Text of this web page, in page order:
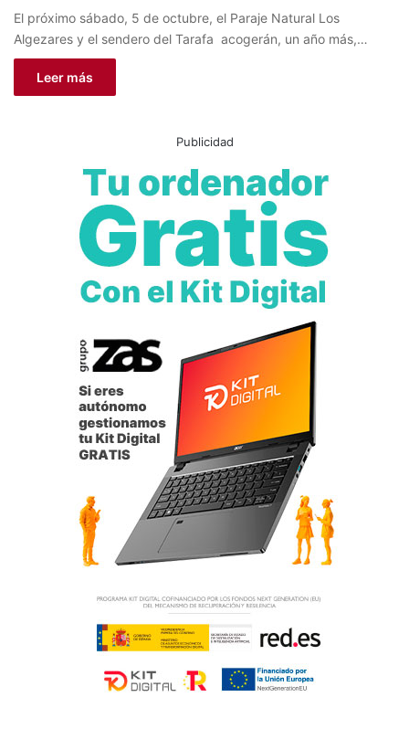
El próximo sábado, 5 de octubre, el Paraje Natural Los
Algezares y el sendero del Tarafa acogerán, un año más,…
Leer más
Publicidad